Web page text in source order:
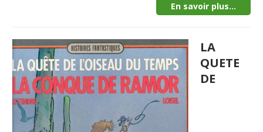
En savoir plus...
LA
QUETE
DE